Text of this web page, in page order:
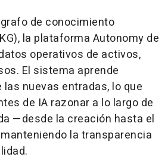
de conocimiento
la plataforma Autonomy de
operativos de activos,
El sistema aprende
nuevas entradas, lo que
de IA razonar a lo largo de
—desde la creación hasta el
la transparencia